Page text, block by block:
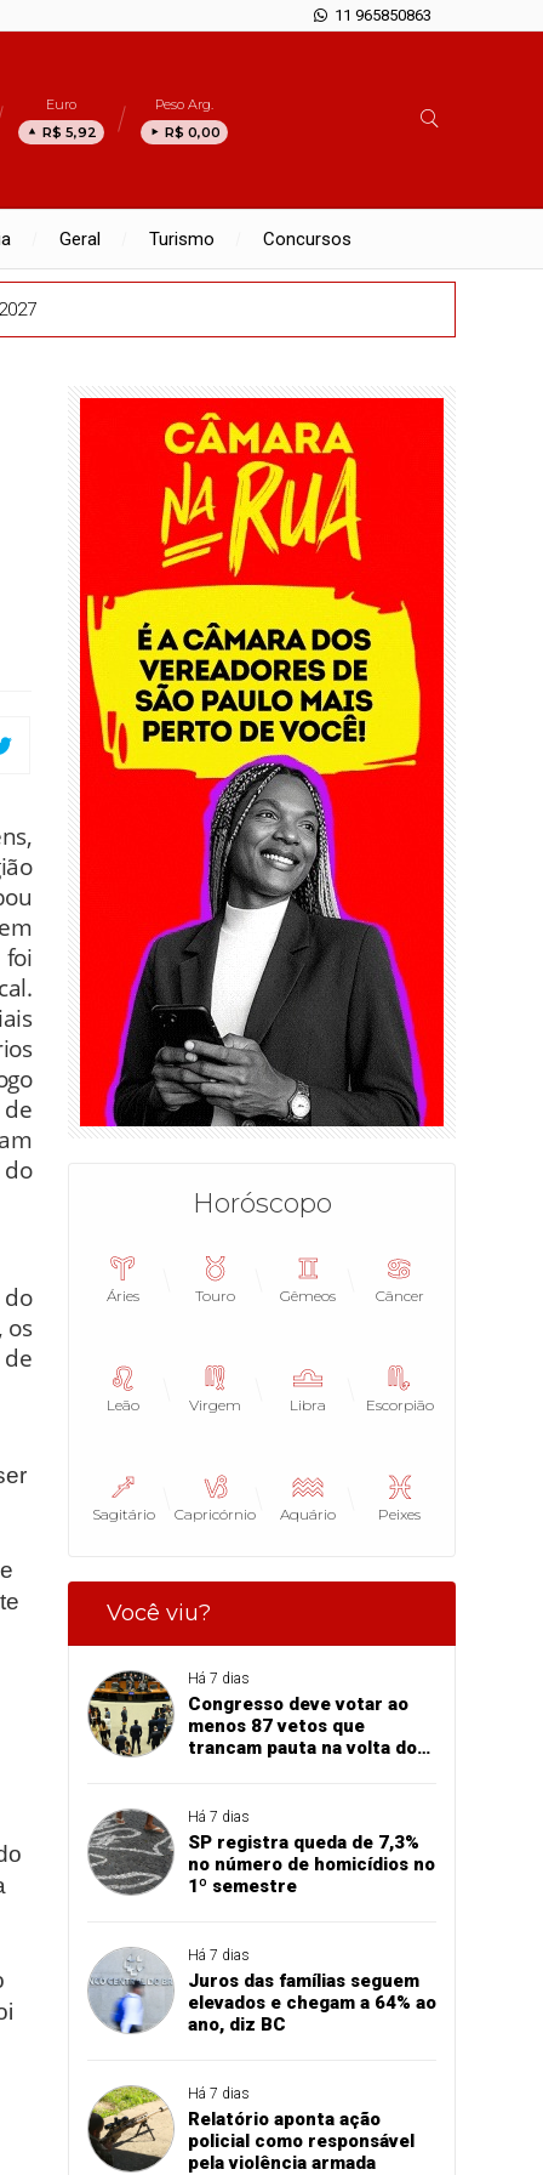
11 965850863
Euro
R$ 5,92
Peso Arg.
R$ 0,00
Geral Turismo Concursos
foi
de
os
Horóscopo
Áries Touro Gêmeos Câncer
Leão Virgem Libra Escorpião
Sagitário Capricórnio Aquário Peixes
Você viu?
Há 7 dias
Congresso deve votar ao
menos 87 vetos que
trancam pauta na volta do
Há 7 dias
SP registra queda de 7,3%
no número de homicídios no
1º semestre
Há 7 dias
Juros das famílias seguem
elevados e chegam a 64% ao
ano, diz BC
Há 7 dias
Relatório aponta ação
policial como responsável
pela violência armada